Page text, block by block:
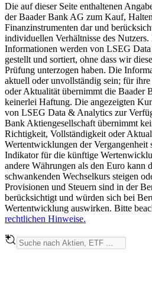
Die auf dieser Seite enthaltenen
der Baader Bank AG zum Kauf,
Finanzinstrumenten dar und
individuellen Verhältnisse des Nutzers.
Informationen werden von LSEG
gestellt und sortiert, ohne dass wir
Prüfung unterzogen haben. Die
aktuell oder unvollständig sein; für
oder Aktualität übernimmt die Baader
keinerlei Haftung. Die angezeigten
von LSEG Data & Analytics zur
Bank Aktiengesellschaft übernimmt
Richtigkeit, Vollständigkeit oder
Wertentwicklungen der Vergangenheit
Indikator für die künftige
andere Währungen als den Euro kann
schwankenden Wechselkurs steigen
Provisionen und Steuern sind in der
berücksichtigt und würden sich bei
Wertentwicklung auswirken. Bitte
rechtlichen Hinweise.